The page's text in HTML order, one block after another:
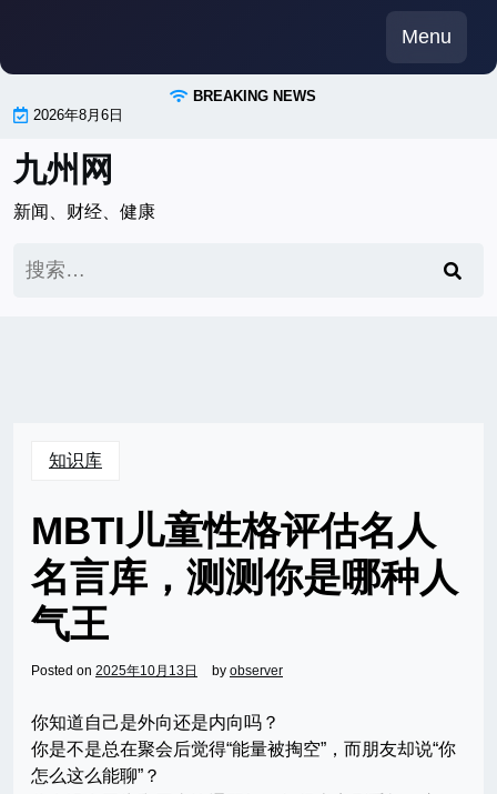
content
Menu
BREAKING NEWS
2026年8月6日
九州网
新闻、财经、健康
索：
知识库
MBTI儿童性格评估名人
名言库，测测你是哪种人
气王
Posted on 2025年10月13日 by observer
你知道自己是外向还是内向吗？
你是不是总在聚会后觉得“能量被掏空”，而朋友却说“你
怎么这么能聊”？